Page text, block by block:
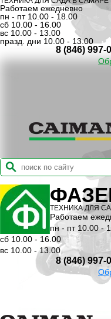
Работаем ежедневно
пн - пт 10.00 - 18.00
сб 10.00 - 16.00
вс 10.00 - 13.00
празд. дни 10.00 - 13.00
8 (846) 997-
ТЕХНИКА ДЛЯ
Работаем
пн - пт 10.00 -
сб 10.00 - 16.00
вс 10.00 - 13.00
8 (846) 997-